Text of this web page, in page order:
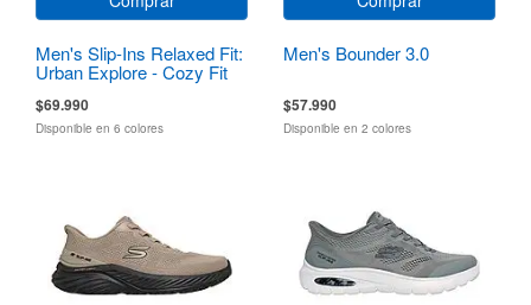
Men's Slip-Ins Relaxed Fit:
Urban Explore - Cozy Fit
$69.990
Disponible en 6 colores
Men's Bounder 3.0
$57.990
Disponible en 2 colores